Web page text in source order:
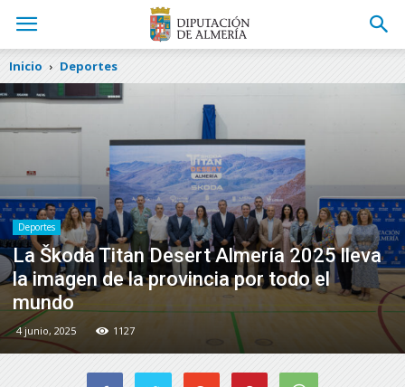
Inicio Deportes
Deportes
La Škoda Titan Desert Almería 2025 lleva
la imagen de la provincia por todo el
mundo
4 junio, 2025 1127